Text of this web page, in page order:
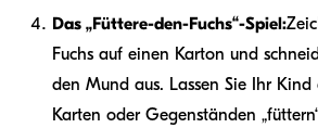
Das „Füttere-den-Fuchs“-Spiel:
Fuchs auf einen Karton und
den Mund aus. Lassen Sie Ihr Kind
Karten oder Gegenständen